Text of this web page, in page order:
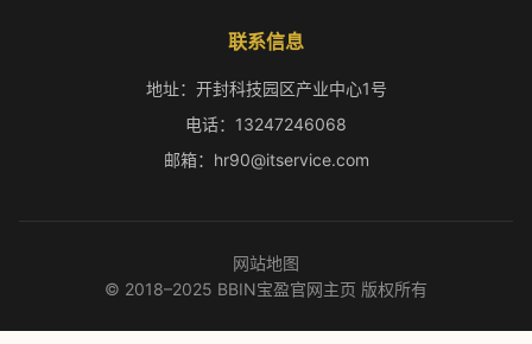
联系信息
地址：开封科技园区产业中心1号
电话：13247246068
邮箱：hr90@itservice.com
网站地图
© 2018–2025 BBIN宝盈官网主页 版权所有